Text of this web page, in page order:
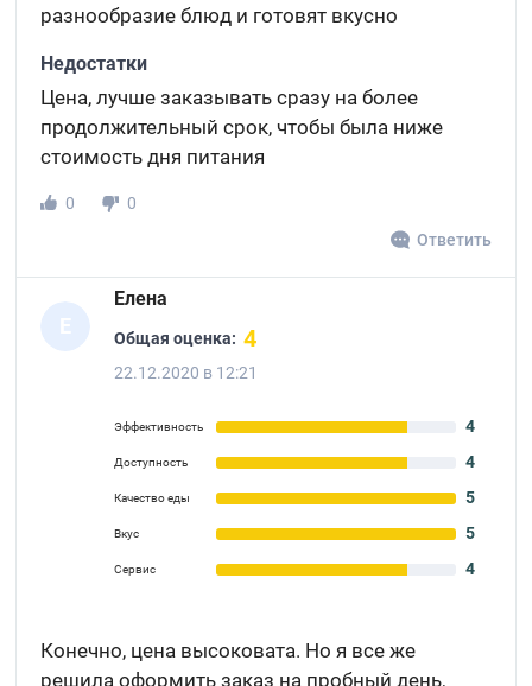
разнообразие блюд и готовят вкусно
Недостатки
Цена, лучше заказывать сразу на более
продолжительный срок, чтобы была ниже
стоимость дня питания
0
0
Ответить
Е
Елена
Общая оценка: 4
22.12.2020 в 12:21
Эффективность 4
Доступность 4
Качество еды 5
Вкус 5
Сервис 4
Конечно, цена высоковата. Но я все же
решила оформить заказ на пробный день,